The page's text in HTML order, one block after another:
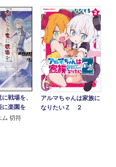
戦場を、
に楽園を
ム 切符
アルマちゃんは家族に
なりたいＺ ２